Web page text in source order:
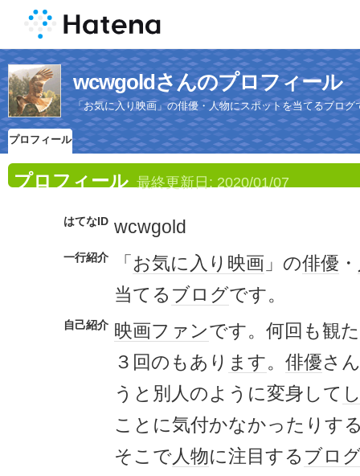
wcwgoldさんのプロフィール
「お気に入り映画」の俳優・人物にスポットを当てるブログ
プロフィール
プロフィール 最終更新日: 2020/01/07
はてなID wcwgold
一行紹介 「 お気に入り 映画 」の俳優 ・
当てる ブログです。
自己紹介 映画ファンです。何回も観
３回のもあり ます。 俳優さ
うと別人のように変身して
ことに気付かなかったりす
そこで人物に注目する ブロ